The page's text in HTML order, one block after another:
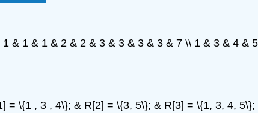
& 1 & 1 & 2 & 2 & 3 & 3 & 3 & 3 & 7 \\ 1 & 3 & 4
= \{1 , 3 , 4\}; & R[2] = \{3, 5\}; & R[3] = \{1, 3, 4,